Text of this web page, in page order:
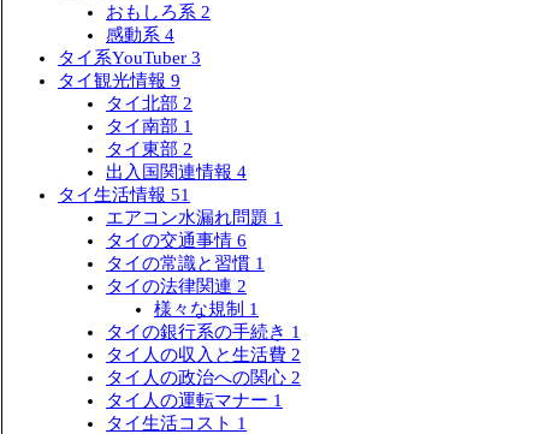
おもしろ系 2
感動系 4
タイ系YouTuber 3
タイ観光情報 9
タイ北部 2
タイ南部 1
タイ東部 2
出入国関連情報 4
タイ生活情報 51
エアコン水漏れ問題 1
タイの交通事情 6
タイの常識と習慣 1
タイの法律関連 2
様々な規制 1
タイの銀行系の手続き 1
タイ人の収入と生活費 2
タイ人の政治への関心 2
タイ人の運転マナー 1
タイ生活コスト 1